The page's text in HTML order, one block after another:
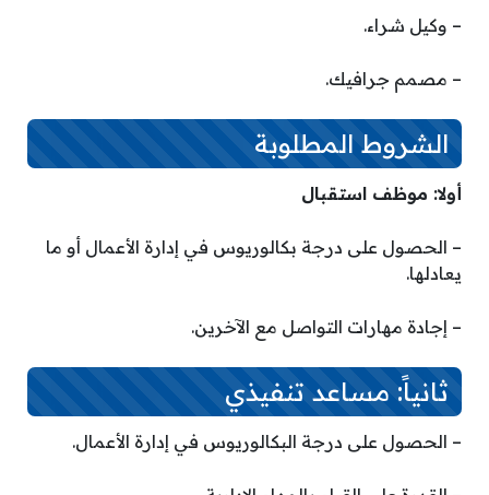
– وكيل شراء.
– مصمم جرافيك.
الشروط المطلوبة
أولا: موظف استقبال
– الحصول على درجة بكالوريوس في إدارة الأعمال أو ما
يعادلها.
– إجادة مهارات التواصل مع الآخرين.
ثانياً: مساعد تنفيذي
– الحصول على درجة البكالوريوس في إدارة الأعمال.